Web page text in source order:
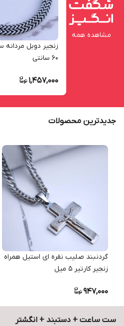
مشاهده همه
60 سانتی
1,457,000
جدیدترین محصولات
گردنبند صلیب نقره ای استیل همراه
زنجیر کارتیر ۵ میل
947,000
ست ساعت + دستبند + انگشتر